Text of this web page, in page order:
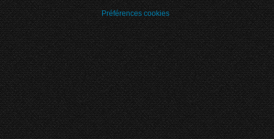
Préférences cookies